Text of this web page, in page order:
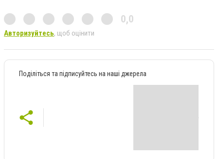
0,0
Авторизуйтесь, щоб оцінити
Поділіться та підписуйтесь на наші джерела